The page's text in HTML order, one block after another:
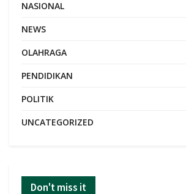
NASIONAL
NEWS
OLAHRAGA
PENDIDIKAN
POLITIK
UNCATEGORIZED
Don't miss it